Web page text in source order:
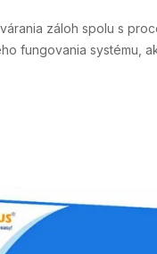
záloh spolu s
fungovania systému,